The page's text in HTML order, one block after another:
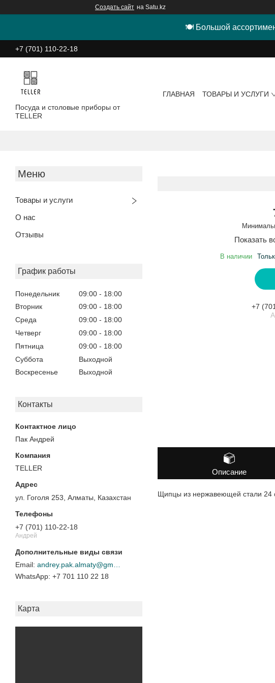
Создать сайт на Satu.kz
🍽 Большой
+7 (701) 110-22-18
Посуда и столовые приборы от
TELLER
ГЛАВНАЯ ТОВАРЫ И УСЛУГИ
Товары и услуги
О нас
Отзывы
График работы
Понедельник 09:00
18:00
Вторник
09:00
18:00
Среда
09:00
18:00
Четверг
09:00
18:00
Пятница
09:00
18:00
Суббота
Выходной
Воскресенье
Выходной
Контакты
Пак Андрей
TELLER
ул. Гоголя 253, Алматы, Казахстан
+7 (701) 110-22-18
Андрей
+7 701 110 22 18
Карта
Показать
В наличии
+7
Описание
Щипцы из нержавеющей стали 24